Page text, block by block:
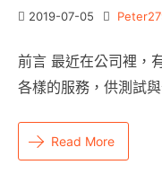
2019-07-05
前言 最近在公司裡，
各樣的服務，供測試
Read More